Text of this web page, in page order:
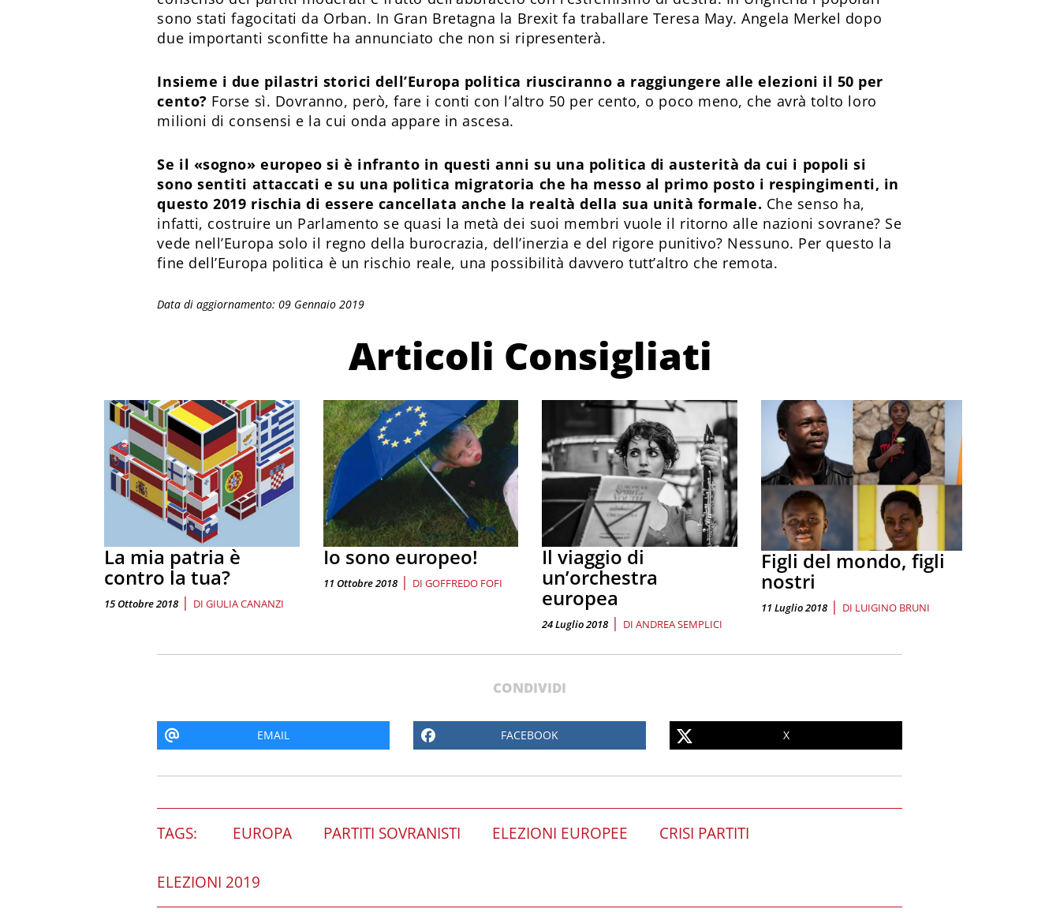
sono stati fagocitati da Orban. In Gran Bretagna la Brexit fa traballare Teresa May. Angela Merkel dopo
due importanti sconfitte ha annunciato che non si ripresenterà.
Insieme i due pilastri storici dell’Europa politica riusciranno a raggiungere alle elezioni il 50 per
cento? Forse sì. Dovranno, però, fare i conti con l’altro 50 per cento, o poco meno, che avrà tolto loro
milioni di consensi e la cui onda appare in ascesa.
Se il «sogno» europeo si è infranto in questi anni su una politica di austerità da cui i popoli si
sono sentiti attaccati e su una politica migratoria che ha messo al primo posto i respingimenti, in
questo 2019 rischia di essere cancellata anche la realtà della sua unità formale. Che senso ha,
infatti, costruire un Parlamento se quasi la metà dei suoi membri vuole il ritorno alle nazioni sovrane? Se
vede nell’Europa solo il regno della burocrazia, dell’inerzia e del rigore punitivo? Nessuno. Per questo la
fine dell’Europa politica è un rischio reale, una possibilità davvero tutt’altro che remota.
Data di aggiornamento: 09 Gennaio 2019
Articoli Consigliati
La mia patria è
contro la tua?
15 Ottobre 2018 | DI GIULIA CANANZI
Io sono europeo!
11 Ottobre 2018 | DI GOFFREDO FOFI
Il viaggio di
un’orchestra
europea
24 Luglio 2018 | DI ANDREA SEMPLICI
Figli del mondo, figli
nostri
11 Luglio 2018 | DI LUIGINO BRUNI
CONDIVIDI
EMAIL FACEBOOK X
TAGS: EUROPA PARTITI SOVRANISTI ELEZIONI EUROPEE CRISI PARTITI
ELEZIONI 2019